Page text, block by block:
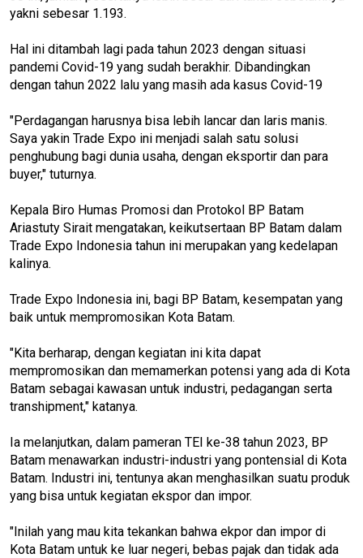
yakni sebesar 1.193.
Hal ini ditambah lagi pada tahun 2023 dengan situasi
pandemi Covid-19 yang sudah berakhir. Dibandingkan
dengan tahun 2022 lalu yang masih ada kasus Covid-19
"Perdagangan harusnya bisa lebih lancar dan laris manis.
Saya yakin Trade Expo ini menjadi salah satu solusi
penghubung bagi dunia usaha, dengan eksportir dan para
buyer," tuturnya.
Kepala Biro Humas Promosi dan Protokol BP Batam
Ariastuty Sirait mengatakan, keikutsertaan BP Batam dalam
Trade Expo Indonesia tahun ini merupakan yang kedelapan
kalinya.
Trade Expo Indonesia ini, bagi BP Batam, kesempatan yang
baik untuk mempromosikan Kota Batam.
"Kita berharap, dengan kegiatan ini kita dapat
mempromosikan dan memamerkan potensi yang ada di Kota
Batam sebagai kawasan untuk industri, pedagangan serta
transhipment," katanya.
Ia melanjutkan, dalam pameran TEI ke-38 tahun 2023, BP
Batam menawarkan industri-industri yang pontensial di Kota
Batam. Industri ini, tentunya akan menghasilkan suatu produk
yang bisa untuk kegiatan ekspor dan impor.
"Inilah yang mau kita tekankan bahwa ekpor dan impor di
Kota Batam untuk ke luar negeri, bebas pajak dan tidak ada